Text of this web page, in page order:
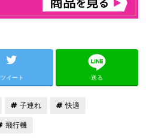
ツイート 送る
子連れ 快適
飛行機